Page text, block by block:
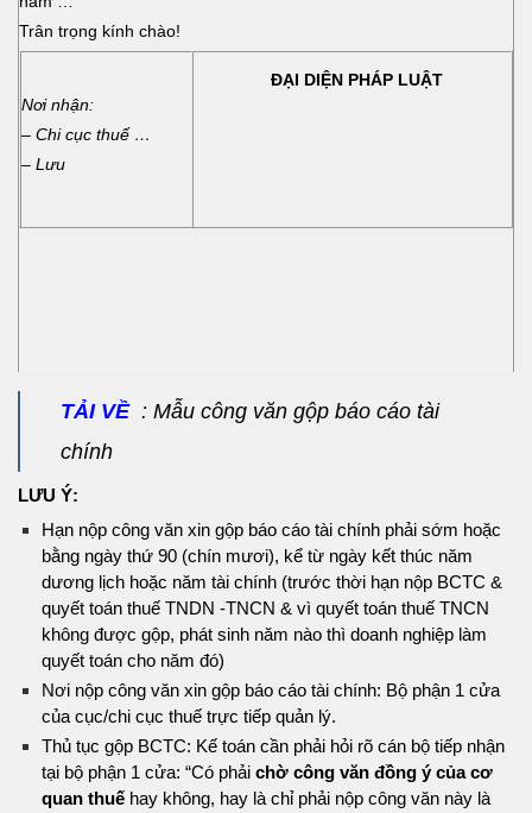
Trân trọng kính chào!
Nơi nhận:
– Chi cục thuế …
– Lưu
ĐẠI DIỆN PHÁP LUẬT
TẢI VỀ : Mẫu công văn gộp báo cáo tài
chính
LƯU Ý:
Hạn nộp công văn xin gộp báo cáo tài chính phải sớm hoặc
bằng ngày thứ 90 (chín mươi), kể từ ngày kết thúc năm
dương lịch hoặc năm tài chính (trước thời hạn nộp BCTC &
quyết toán thuế TNDN -TNCN & vì quyết toán thuế TNCN
không được gộp, phát sinh năm nào thì doanh nghiệp làm
quyết toán cho năm đó)
Nơi nộp công văn xin gộp báo cáo tài chính: Bộ phận 1 cửa
của cục/chi cục thuế trực tiếp quản lý.
Thủ tục gộp BCTC: Kế toán cần phải hỏi rõ cán bộ tiếp nhận
tại bộ phận 1 cửa: “Có phải chờ công văn đồng ý của cơ
quan thuếhay không, hay là chỉ phải nộp công văn này là